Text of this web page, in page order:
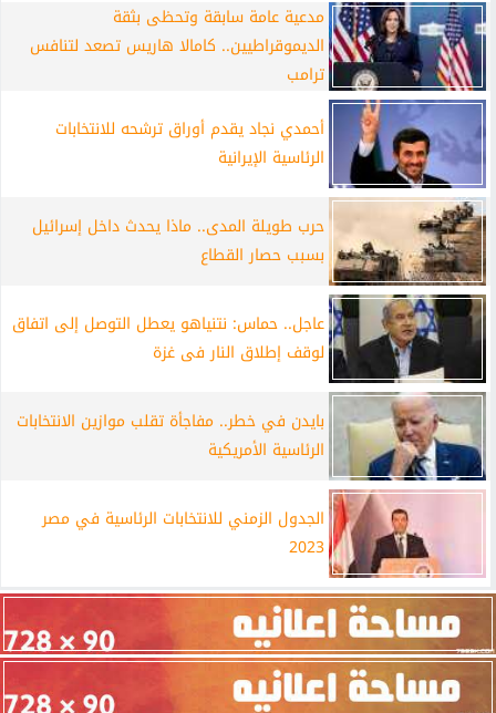
مدعية عامة سابقة وتحظى بثقة
الديموقراطيين.. كامالا هاريس تصعد لتنافس
ترامب
أحمدي نجاد يقدم أوراق ترشحه للانتخابات
الرئاسية الإيرانية
حرب طويلة المدى.. ماذا يحدث داخل إسرائيل
بسبب حصار القطاع
عاجل.. حماس: نتنياهو يعطل التوصل إلى اتفاق
لوقف إطلاق النار فى غزة
بايدن في خطر.. مفاجأة تقلب موازين الانتخابات
الرئاسية الأمريكية
الجدول الزمني للانتخابات الرئاسية في مصر
2023